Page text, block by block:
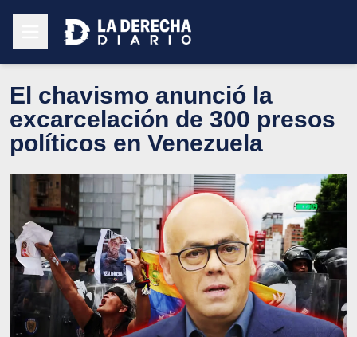
El chavismo anunció la
excarcelación de 300 presos
políticos en Venezuela